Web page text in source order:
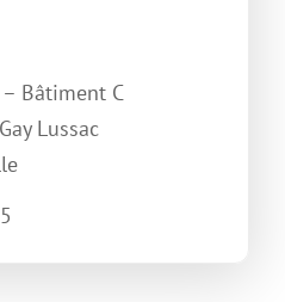
Bâtiment C
Lussac